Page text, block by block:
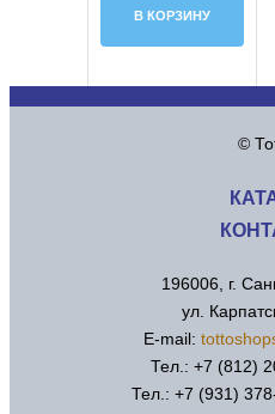
В КОРЗИНУ
©
196006, г.
ул.
Е-mail:
Тел.: +7 (812)
Тел.: +7 (931)